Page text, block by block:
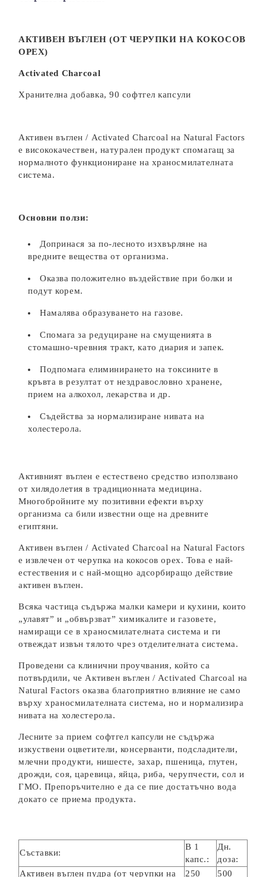
АКТИВЕН ВЪГЛЕН (ОТ ЧЕРУПКИ НА КОКОСОВ
ОРЕХ)
Activated Charcoal
Хранителна добавка, 90 софтгел капсули
Активен въглен / Activated Charcoal на Natural Factors
е висококачествен, натурален продукт спомагащ за
нормалното функциониране на храносмилателната
система.
Основни ползи:
Допринася за по-лесното изхвърляне на
вредните вещества от организма.
Оказва положително въздействие при болки и
подут корем.
Намалява образуването на газове.
Спомага за редуциране на смущенията в
стомашно-чревния тракт, като диария и запек.
Подпомага елиминирането на токсините в
кръвта в резултат от нездравословно хранене,
прием на алкохол, лекарства и др.
Съдейства за нормализиране нивата на
холестерола.
Активният въглен е естествено средство използвано
от хилядолетия в традиционната медицина.
Многобройните му позитивни ефекти върху
организма са били известни още на древните
египтяни.
Активен въглен / Activated Charcoal на Natural Factors
е извлечен от черупка на кокосов орех. Това е най-
естествения и с най-мощно адсорбиращо действие
активен въглен.
Всяка частица съдържа малки камери и кухини, които
„улавят” и „обвързват” химикалите и газовете,
намиращи се в храносмилателната система и ги
отвеждат извън тялото чрез отделителната система.
Проведени са клинични проучвания, който са
потвърдили, че Активен въглен / Activated Charcoal на
Natural Factors оказва благоприятно влияние не само
върху храносмилателната система, но и нормализира
нивата на холестерола.
Лесните за прием софтгел капсули не съдържа
изкуствени оцветители, консерванти, подсладители,
млечни продукти, нишесте, захар, пшеница, глутен,
дрожди, соя, царевица, яйца, риба, черупчести, сол и
ГМО. Препоръчително е да се пие достатъчно вода
докато се приема продукта.
Съставки:
В 1
капс.:
Дн.
доза:
Активен въглен пудра (от черупки на
250 500